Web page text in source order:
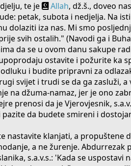
te je
Allah, dž.š., doveo
petak, subota i nedjelja. Na
dolaziti iza nas. Mi smo
svih ostalih." (Navodi ga i
da se u ovom danu sakupe
ostavite i požurite ka
i budite pripravni za
svijet i trudi se da ga zasluži,
na džuma-namaz, jer je ono
prenosi da je Vjerovjesnik,
da budete smireni i
nastavite klanjati, a propuštene
a ne žurenje. Abdurrezak
s.a.v.s.: 'Kada se uspostavi